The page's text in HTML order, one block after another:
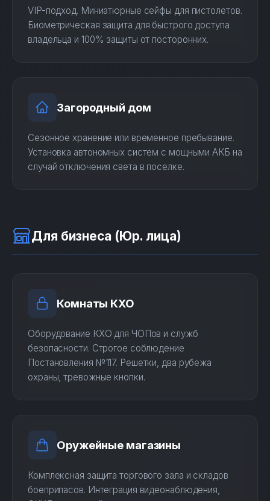
VIP-подход. Миниатюрные сейфы для пистолетов.
Биометрическая защита для быстрого доступа
владельца и 100% защиты от посторонних.
Загородный дом
Сезонное хранение или временное пребывание.
Установка автономных систем с мощными АКБ на
случай отключения света в поселке.
Для бизнеса (Юр. лица)
Комнаты КХО
Оборудование КХО для ЧОПов и служб
безопасности. Строгое соблюдение
Постановления №117. Решетки, два рубежа
охраны, тревожные кнопки.
Оружейные магазины
Комплексная защита торгового зала и складов
боеприпасов. Интеграция видеонаблюдения,